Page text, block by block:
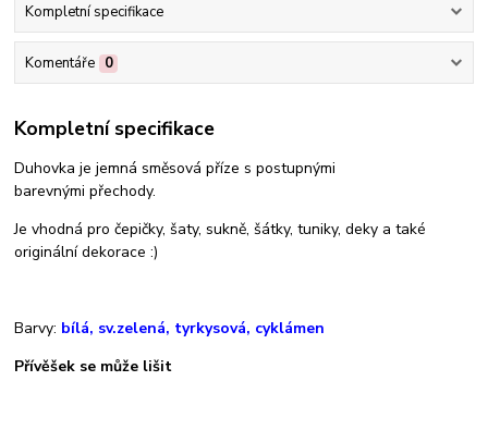
Kompletní specifikace
Komentáře 0
Kompletní specifikace
Duhovka je jemná směsová příze s postupnými
barevnými přechody.
Je vhodná pro čepičky, šaty, sukně, šátky, tuniky, deky a také
originální dekorace :)
Barvy: bílá, sv.zelená, tyrkysová, cyklámen
Přívěšek se může lišit